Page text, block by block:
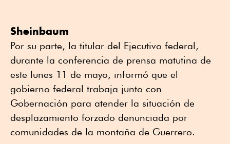
Sheinbaum
Por su parte, la titular del Ejecutivo federal,
durante la conferencia de prensa matutina de
este lunes 11 de mayo, informó que el
gobierno federal trabaja junto con
Gobernación para atender la situación de
desplazamiento forzado denunciada por
comunidades de la montaña de Guerrero.